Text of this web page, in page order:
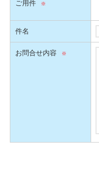
ご用件
件名
お問合せ内容